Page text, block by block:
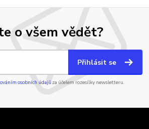
o všem vědět?
Přihlásit se
osobních údajůza účelem rozesílky newsletteru.